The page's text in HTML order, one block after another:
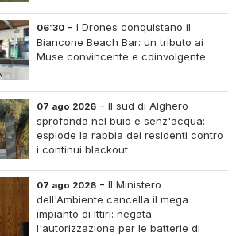
06:30 -I Drones conquistano il
Biancone Beach Bar: un tributo ai
Muse convincente e coinvolgente
07 ago 2026 -Il sud di Alghero
sprofonda nel buio e senz'acqua:
esplode la rabbia dei residenti contro
i continui blackout
07 ago 2026 -Il Ministero
dell'Ambiente cancella il mega
impianto di Ittiri: negata
l'autorizzazione per le batterie di